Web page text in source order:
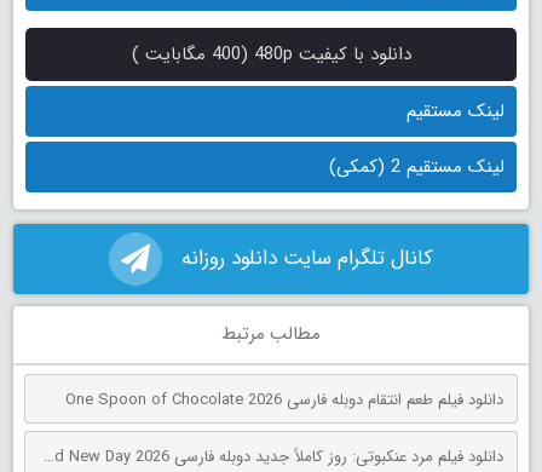
دانلود با کیفیت 480p (400 مگابایت )
لینک مستقیم
لینک مستقیم 2 (کمکی)
کانال تلگرام سایت دانلود روزانه
مطالب مرتبط
دانلود فیلم طعم انتقام دوبله فارسی One Spoon of Chocolate 2026
دانلود فیلم مرد عنکبوتی: روز کاملاً جدید دوبله فارسی Spider-Man: Brand New Day 2026